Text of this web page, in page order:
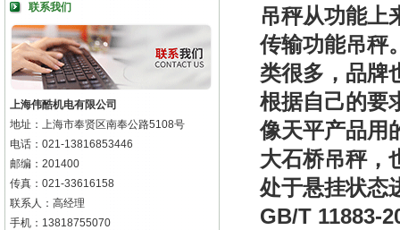
联系我们
上海伟酷机电有限公司
地址：上海市奉贤区南奉公路5108号
电话：021-13816853446
邮编：201400
传真：021-33616158
联系人：高经理
手机：13818755070
吊秤从功能上
传输功能吊秤
类很多，品牌
根据自己的要
像天平产品用
大石桥吊秤，
处于悬挂状态
GB/T 11883-